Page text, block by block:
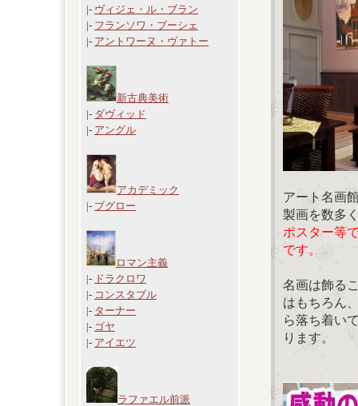
|- ヴィジェ・ル・ブラン
|- フランソワ・ブーシェ
|- アントワーヌ・ヴァトー
新古典美術
|- ダヴィッド
|- アングル
アカデミック
|- ブグロー
ロマン主義
|- ドラクロワ
|- コンスタブル
|- ターナー
|- ゴヤ
|- アイエツ
ラファエル前派
アート名画
製画を数多
ポスター等
です。
名画は飾る
はもちろん
ら落ち着い
ります。